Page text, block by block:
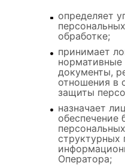
определяет
обработке;
принимает
документы,
отношения в
защиты
назначает
обеспечение
структурных
Оператора;